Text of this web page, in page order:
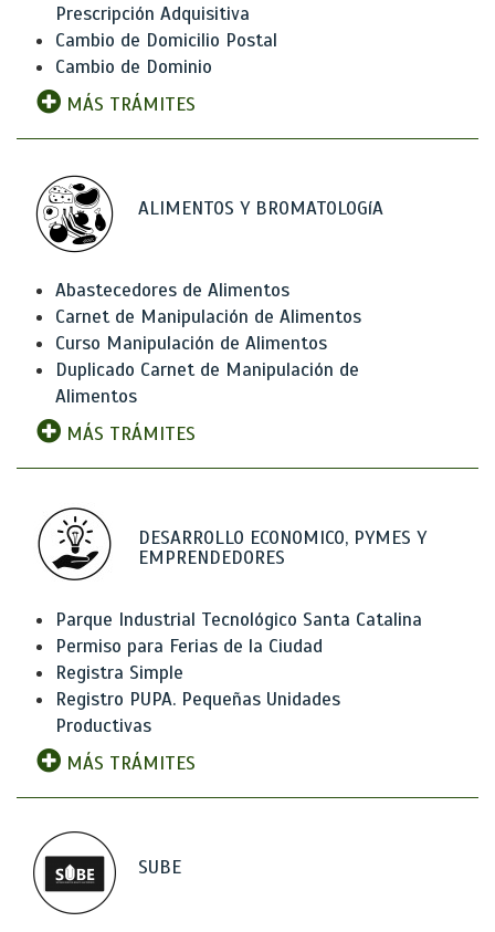
Prescripción Adquisitiva
Cambio de Domicilio Postal
Cambio de Dominio
MÁS TRÁMITES
ALIMENTOS Y BROMATOLOGíA
Abastecedores de Alimentos
Carnet de Manipulación de Alimentos
Curso Manipulación de Alimentos
Duplicado Carnet de Manipulación de
Alimentos
MÁS TRÁMITES
DESARROLLO ECONOMICO, PYMES Y
EMPRENDEDORES
Parque Industrial Tecnológico Santa Catalina
Permiso para Ferias de la Ciudad
Registra Simple
Registro PUPA. Pequeñas Unidades
Productivas
MÁS TRÁMITES
SUBE